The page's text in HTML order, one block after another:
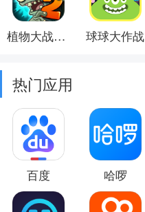
植物大战僵尸2 球球大作战
热门应用
百度 哈啰